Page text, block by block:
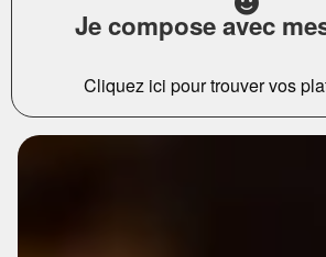
Je compose avec
Cliquez ici pour trouver vos